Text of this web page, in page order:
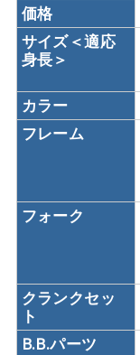
価格
サイズ＜適応
身長＞
カラー
フレーム
フォーク
クランクセッ
ト
B.B.パーツ